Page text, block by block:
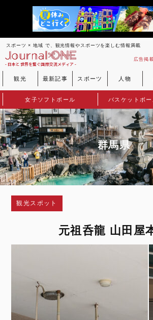
スポーツ × 地域 で、観光情報やスポーツを楽しむ情報満載
- 日本と世界を繋ぐ国際交流メディア -
広告掲
観光 最新記事 スポーツ 人物
女子ソフトボール バスケットボー
群馬県
観光スポット
元祖呑龍 山田屋